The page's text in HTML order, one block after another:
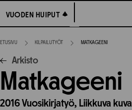
suoraan
sisältöön
VUODEN HUIPUT
VUODEN HUIPUT
ETUSIVU KILPAILUTYÖT MATKAGEENI
Arkisto
Matkageeni
2016Vuosikirjatyö, Liikkuva kuva